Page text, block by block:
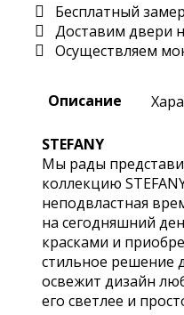
Бесплатный
Доставим двери
Осуществляем
Описание
STEFANY
Мы рады
коллекцию
неподвластная
на сегодняшний
красками и
стильное решение
освежит дизайн
его светлее и